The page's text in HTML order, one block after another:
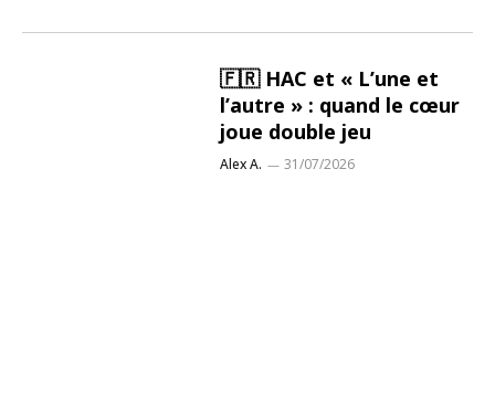
🇫🇷 HAC et « L’une et
l’autre » : quand le cœur
joue double jeu
Alex A. 31/07/2026